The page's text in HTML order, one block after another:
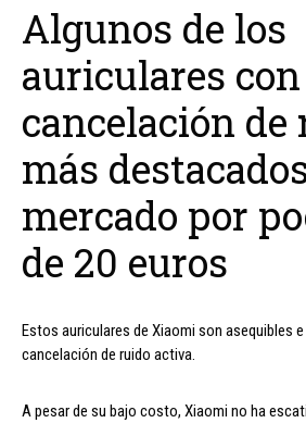
Algunos de los
auriculares con
cancelación de
más
mercado por
de 20 euros
Estos auriculares de Xiaomi son asequibles
cancelación de ruido activa.
A pesar de su bajo costo, Xiaomi no ha